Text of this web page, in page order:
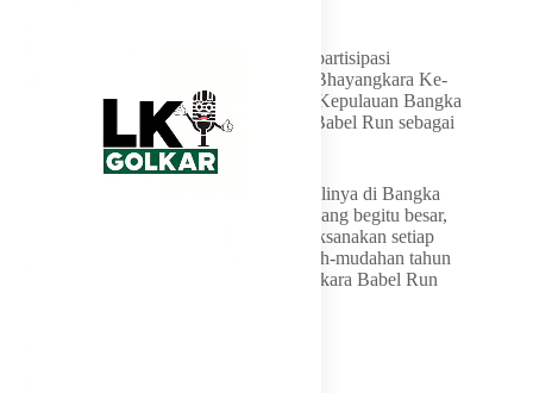
Ia menyampaikan apresiasi atas tingginya partisipasi
masyarakat yang turut memeriahkan Hari Bhayangkara Ke-
80, sehingga menjadi motivasi bagi Polda Kepulauan Bangka
Belitung untuk menjadikan Bhayangkara Babel Run sebagai
agenda tahunan.
“Ini merupakan penyelenggaraan ketiga kalinya di Bangka
Belitung. Melihat antusiasme masyarakat yang begitu besar,
kami berharap kegiatan ini dapat terus dilaksanakan setiap
tahun menjelang Hari Bhayangkara. Mudah-mudahan tahun
depan kita kembali bertemu pada Bhayangkara Babel Run